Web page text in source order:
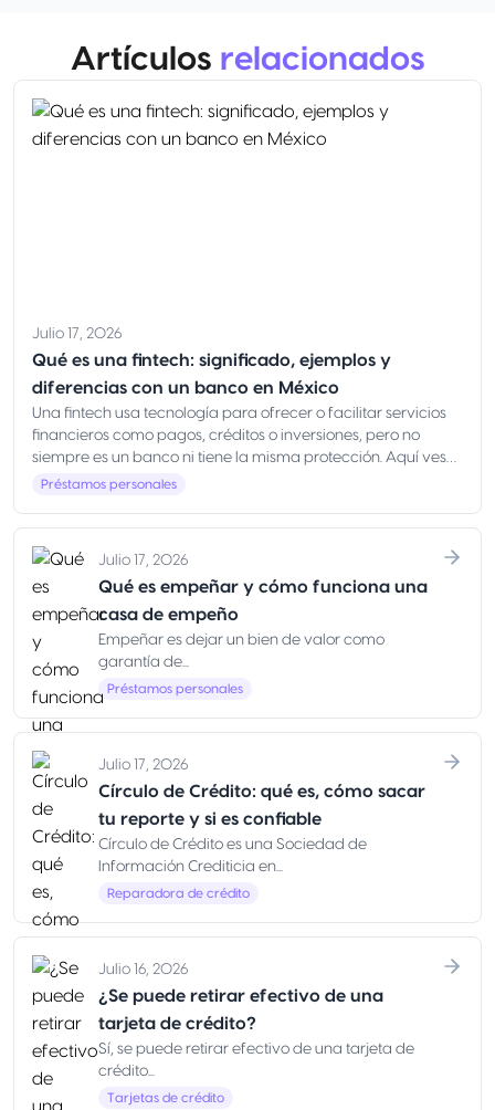
Artículos relacionados
Julio 17, 2026
Qué es una fintech: significado, ejemplos y
diferencias con un banco en México
Una fintech usa tecnología para ofrecer o facilitar servicios
financieros como pagos, créditos o inversiones, pero no
siempre es un banco ni tiene la misma protección. Aquí ves
qué es, ejemplos y cómo elegir con seguridad en México
Préstamos personales
Julio 17, 2026
Qué es empeñar y cómo funciona una
casa de empeño
Empeñar es dejar un bien de valor como
garantía de...
Préstamos personales
Julio 17, 2026
Círculo de Crédito: qué es, cómo sacar
tu reporte y si es confiable
Círculo de Crédito es una Sociedad de
Información Crediticia en...
Reparadora de crédito
Julio 16, 2026
¿Se puede retirar efectivo de una
tarjeta de crédito?
Sí, se puede retirar efectivo de una tarjeta de
crédito...
Tarjetas de crédito